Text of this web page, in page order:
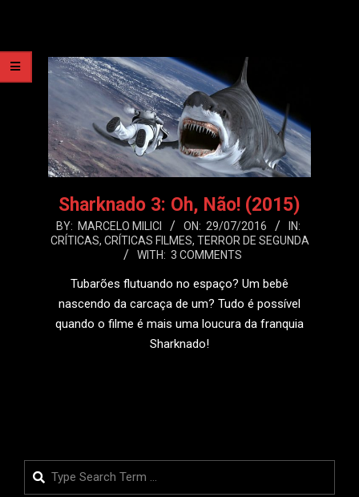
Sharknado 3: Oh, Não! (2015)
2016-
07-
BY: MARCELO MILICI ON: 29/07/2016
IN:
CRÍTICAS, CRÍTICAS FILMES, TERROR DE SEGUNDA
WITH: 3 COMMENTS
Tubarões flutuando no espaço? Um bebê
nascendo da carcaça de um? Tudo é possível
quando o filme é mais uma loucura da franquia
Sharknado!
Search